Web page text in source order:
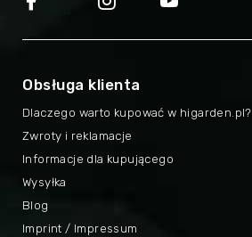
Obsługa klienta
Dlaczego warto kupować w higarden.pl?
Imprint / Impressum
Zwroty i reklamacje
Informacje dla kupującego
Wysyłka
Blog